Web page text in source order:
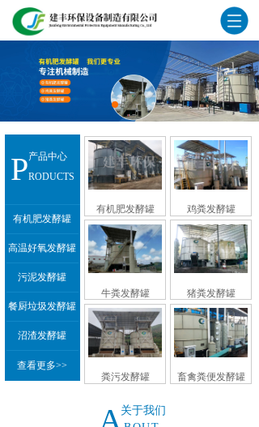
产品中心
PRODUCTS
有机肥发酵罐
高温好氧发酵罐
污泥发酵罐
餐厨垃圾发酵罐
沼渣发酵罐
查看更多>>
有机肥发酵罐 鸡粪发酵罐
牛粪发酵罐 猪粪发酵罐
粪污发酵罐 畜禽粪便发酵罐
关于我们